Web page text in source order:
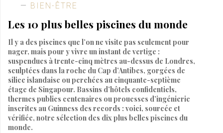
BIEN-ÊTRE
Les 10 plus belles piscines du monde
Il y a des piscines que l’on ne visite pas seulement pour
nager, mais pour y vivre un instant de vertige :
suspendues à trente-cinq mètres au-dessus de Londres,
sculptées dans la roche du Cap d’Antibes, gorgées de
silice islandaise ou perchées au cinquante-septième
étage de Singapour. Bassins d’hôtels confidentiels,
thermes publics centenaires ou prouesses d’ingénierie
inscrites au Guinness des records : voici, sourcée et
vérifiée, notre sélection des dix plus belles piscines du
monde.